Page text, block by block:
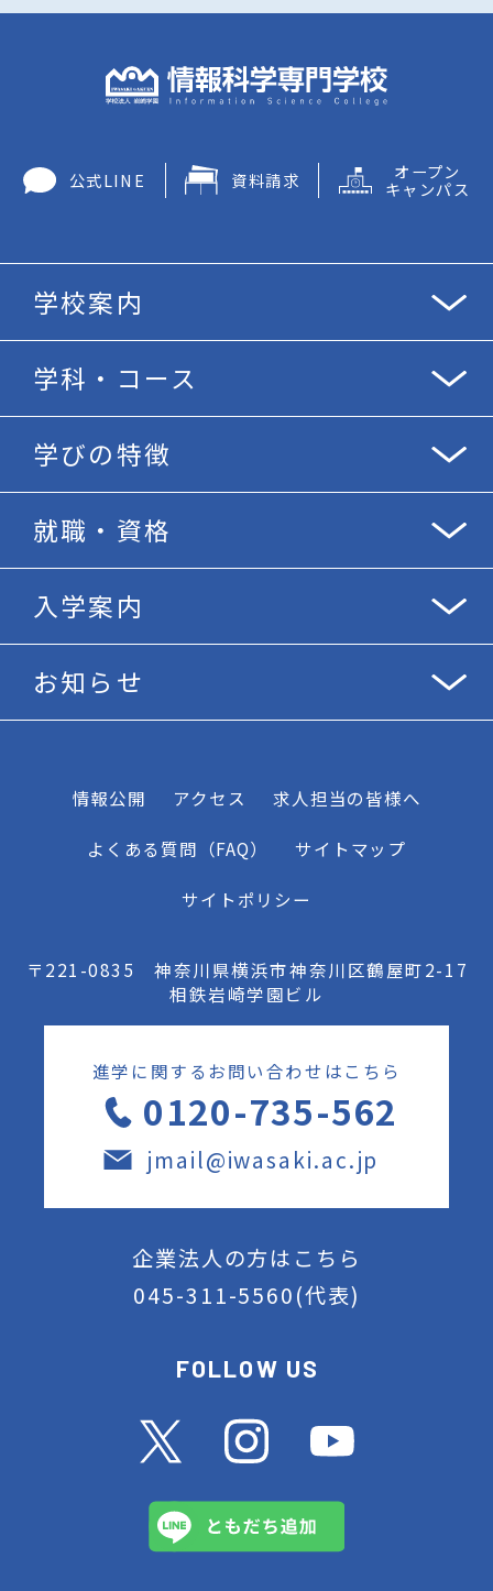
公式LINE 資料請求 オープン
キャンパス
学校案内
学科・コース
学びの特徴
就職・資格
入学案内
お知らせ
情報公開 アクセス 求人担当の皆様へ
よくある質問（FAQ） サイトマップ
サイトポリシー
〒221-0835 神奈川県横浜市神奈川区鶴屋町2-17
相鉄岩崎学園ビル
進学に関するお問い合わせはこちら
0120-735-562
jmail@iwasaki.ac.jp
企業法人の方はこちら
045-311-5560(代表)
FOLLOW US